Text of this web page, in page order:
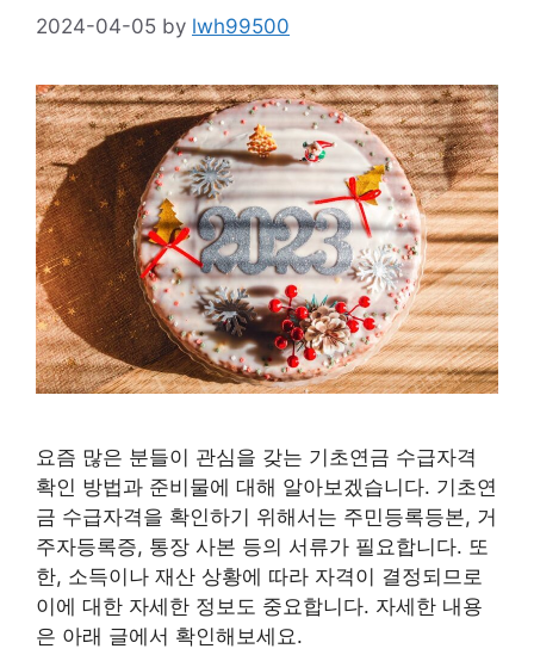
2024-04-05 by lwh99500
요즘 많은 분들이 관심을 갖는 기초연금 수급자격
확인 방법과 준비물에 대해 알아보겠습니다. 기초연
금 수급자격을 확인하기 위해서는 주민등록등본, 거
주자등록증, 통장 사본 등의 서류가 필요합니다. 또
한, 소득이나 재산 상황에 따라 자격이 결정되므로
이에 대한 자세한 정보도 중요합니다. 자세한 내용
은 아래 글에서 확인해보세요.